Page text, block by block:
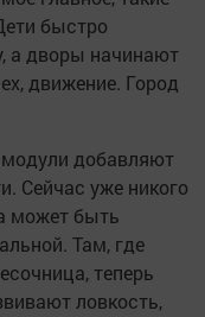
быстро
а дворы начинают
движение. Город
добавляют
Сейчас уже никого
может быть
Там, где
теперь
ловкость,